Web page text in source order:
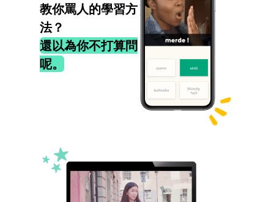
教你罵人的學習方
法？
還以為你不打算問
呢。